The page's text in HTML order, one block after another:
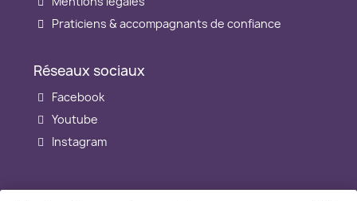
Praticiens & accompagnants de confiance
Réseaux sociaux
Facebook
Youtube
Instagram